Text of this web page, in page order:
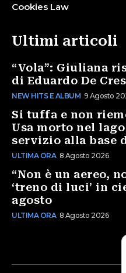
Cookies Law
Ultimi articoli
“Vola”: Giuliana
di Eduardo De
NEW HITS E ALBUM 9 Agosto
Si tuffa e non
Usa morto nel
servizio alla base
ULTIMA ORA 8 Agosto 2026
“Non è un aereo,
‘treno di luci’ in
agosto
ULTIMA ORA 8 Agosto 2026